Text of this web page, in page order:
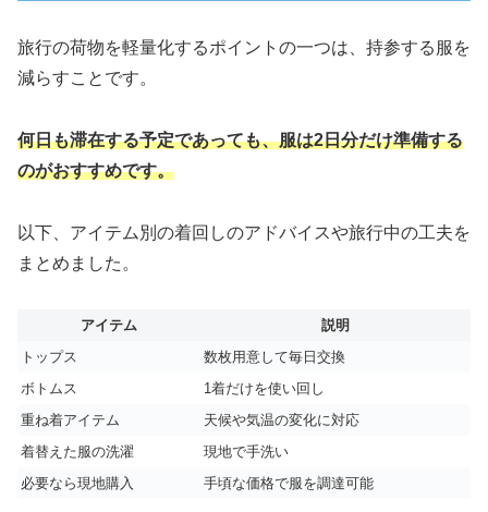
旅行の荷物を軽量化するポイントの一つは、持参する服を
減らすことです。
何日も滞在する予定であっても、服は2日分だけ準備する
のがおすすめです。
以下、アイテム別の着回しのアドバイスや旅行中の工夫を
まとめました。
アイテム
説明
トップス
数枚用意して毎日交換
ボトムス
1着だけを使い回し
重ね着アイテム
天候や気温の変化に対応
着替えた服の洗濯
現地で手洗い
必要なら現地購入
手頃な価格で服を調達可能